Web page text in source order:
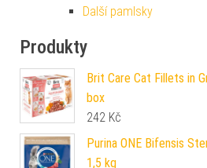
Další pamlsky
Produkty
Brit Care Cat Fillets in
box
242 Kč
Purina ONE Bifensis
1,5 kg